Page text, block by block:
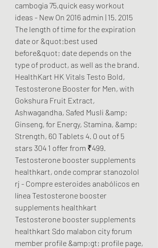
cambogia 75,quick easy workout
ideas - New On 2016 admin | 15. 2015
The length of time for the expiration
date or &quot;best used
before&quot; date depends on the
type of product, as well as the brand.
HealthKart HK Vitals Testo Bold,
Testosterone Booster for Men, with
Gokshura Fruit Extract,
Ashwagandha, Safed Musli &amp;
Ginseng, for Energy, Stamina, &amp;
Strength, 60 Tablets 4. 0 out of 5
stars 304 1 offer from ₹499.
Testosterone booster supplements
healthkart, onde comprar stanozolol
rj - Compre esteroides anabólicos en
línea Testosterone booster
supplements healthkart
Testosterone booster supplements
healthkart Sdo malabon city forum
member profile &amp;gt; profile page,